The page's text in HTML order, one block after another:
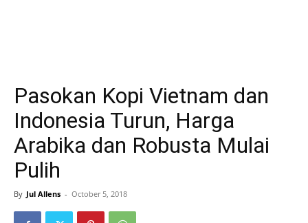
Pasokan Kopi Vietnam dan
Indonesia Turun, Harga
Arabika dan Robusta Mulai
Pulih
By Jul Allens - October 5, 2018